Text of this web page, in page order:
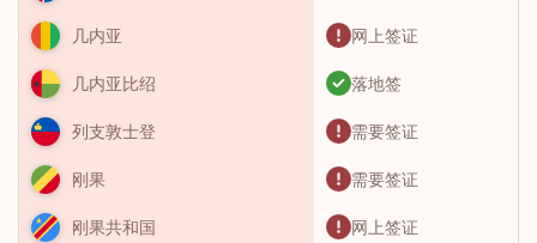
几内亚 网上签证
几内亚比绍 落地签
列支敦士登 需要签证
刚果 需要签证
刚果共和国 网上签证